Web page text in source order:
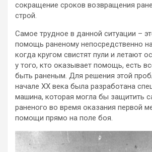
сокращение сроков возвращения
строй.
Самое трудное в данной ситуации –
помощь раненому непосредственно
когда кругом свистят пули и летают
у того, кто оказывает помощь, есть
быть раненым. Для решения этой
начале ХХ века была разработана
машина, которая могла бы защитить
раненого во время оказания первой
помощи прямо на поле боя.